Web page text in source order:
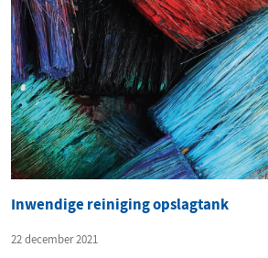
Inwendige reiniging opslagtank
22 december 2021